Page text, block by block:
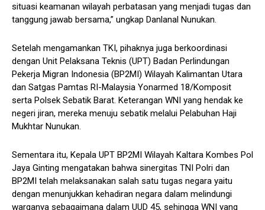
situasi keamanan wilayah perbatasan yang menjadi tugas dan
tanggung jawab bersama,” ungkap Danlanal Nunukan.
Setelah mengamankan TKI, pihaknya juga berkoordinasi
dengan Unit Pelaksana Teknis (UPT) Badan Perlindungan
Pekerja Migran Indonesia (BP2MI) Wilayah Kalimantan Utara
dan Satgas Pamtas RI-Malaysia Yonarmed 18/Komposit
serta Polsek Sebatik Barat. Keterangan WNI yang hendak ke
negeri jiran, mereka menuju sebatik melalui Pelabuhan Haji
Mukhtar Nunukan.
Sementara itu, Kepala UPT BP2MI Wilayah Kaltara Kombes Pol
Jaya Ginting mengatakan bahwa sinergitas TNI Polri dan
BP2MI telah melaksanakan salah satu tugas negara yaitu
dengan menunjukkan kehadiran negara dalam melindungi
warganya sebagaimana dalam UUD 45, sehingga WNI yang